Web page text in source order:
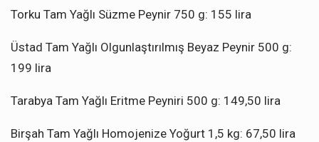
Torku Tam Yağlı Süzme Peynir 750 g: 155 lira
Üstad Tam Yağlı Olgunlaştırılmış Beyaz Peynir 500 g:
199 lira
Tarabya Tam Yağlı Eritme Peyniri 500 g: 149,50 lira
Birşah Tam Yağlı Homojenize Yoğurt 1,5 kg: 67,50 lira